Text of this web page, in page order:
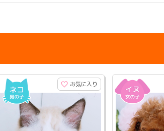
お気に入り